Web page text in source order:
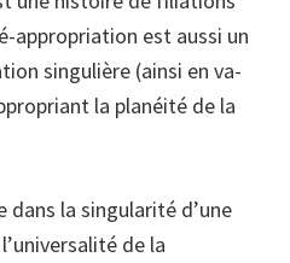
appropriation est aussi un
singulière (ainsi en va-
la planéité de la
la singularité d’une
de la